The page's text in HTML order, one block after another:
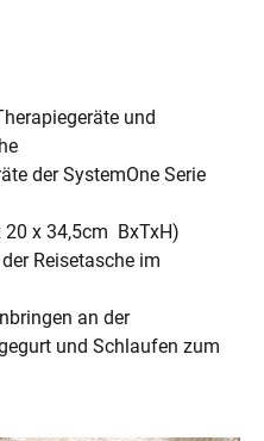
und
der SystemOne Serie
20 x 34,5cm BxTxH)
Reisetasche im
an der
und Schlaufen zum